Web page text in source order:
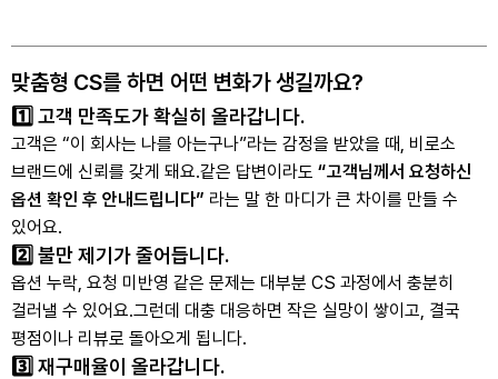
맞춤형 CS를 하면 어떤 변화가 생길까요?
1️⃣ 고객 만족도가 확실히 올라갑니다.
고객은 “이 회사는 나를 아는구나”라는 감정을 받았을 때, 비로소
브랜드에 신뢰를 갖게 돼요.같은 답변이라도 “고객님께서 요청하신
옵션 확인 후 안내드립니다” 라는 말 한 마디가 큰 차이를 만들 수
있어요.
2️⃣ 불만 제기가 줄어듭니다.
옵션 누락, 요청 미반영 같은 문제는 대부분 CS 과정에서 충분히
걸러낼 수 있어요.그런데 대충 대응하면 작은 실망이 쌓이고, 결국
평점이나 리뷰로 돌아오게 됩니다.
3️⃣ 재구매율이 올라갑니다.